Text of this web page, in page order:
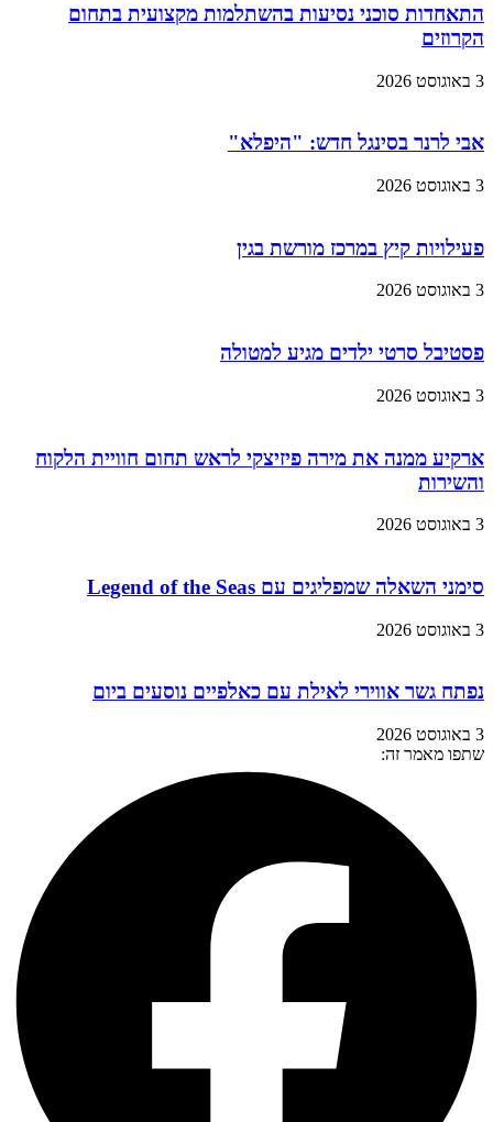
התאחדות סוכני נסיעות בהשתלמות מקצועית בתחום
הקרוזים
3 באוגוסט 2026
אבי לרנר בסינגל חדש: "היפלא"
3 באוגוסט 2026
פעילויות קיץ במרכז מורשת בגין
3 באוגוסט 2026
פסטיבל סרטי ילדים מגיע למטולה
3 באוגוסט 2026
ארקיע ממנה את מירה פיזיצקי לראש תחום חוויית הלקוח
והשירות
3 באוגוסט 2026
סימני השאלה שמפליגים עם Legend of the Seas
3 באוגוסט 2026
נפתח גשר אווירי לאילת עם כאלפיים נוסעים ביום
3 באוגוסט 2026
שתפו מאמר זה: